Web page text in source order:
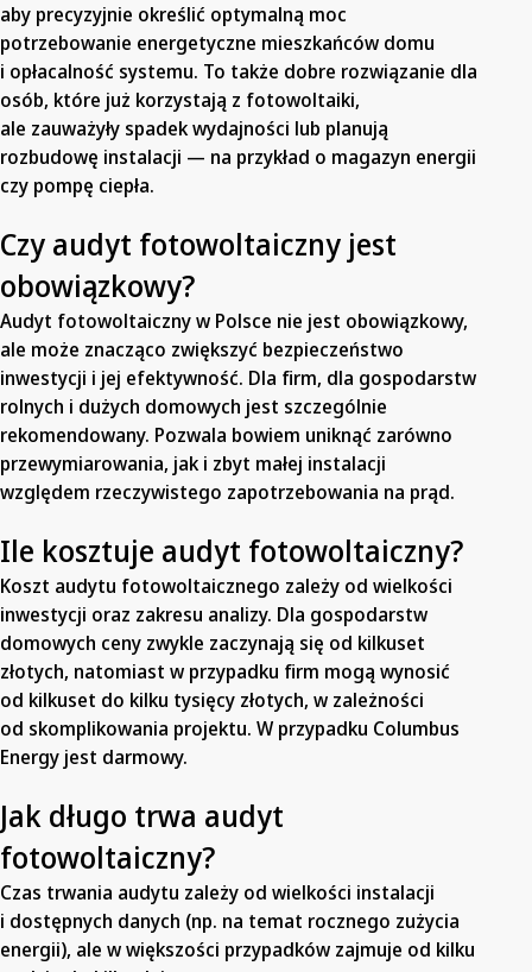
aby precyzyjnie określić optymalną moc
potrzebowanie energetyczne mieszkańców domu
i opłacalność systemu. To także dobre rozwiązanie dla
osób, które już korzystają z fotowoltaiki,
ale zauważyły spadek wydajności lub planują
rozbudowę instalacji — na przykład o magazyn energii
czy pompę ciepła.
Czy audyt fotowoltaiczny jest
obowiązkowy?
Audyt fotowoltaiczny w Polsce nie jest obowiązkowy,
ale może znacząco zwiększyć bezpieczeństwo
inwestycji i jej efektywność. Dla firm, dla gospodarstw
rolnych i dużych domowych jest szczególnie
rekomendowany. Pozwala bowiem uniknąć zarówno
przewymiarowania, jak i zbyt małej instalacji
względem rzeczywistego zapotrzebowania na prąd.
Ile kosztuje audyt fotowoltaiczny?
Koszt audytu fotowoltaicznego zależy od wielkości
inwestycji oraz zakresu analizy. Dla gospodarstw
domowych ceny zwykle zaczynają się od kilkuset
złotych, natomiast w przypadku firm mogą wynosić
od kilkuset do kilku tysięcy złotych, w zależności
od skomplikowania projektu. W przypadku Columbus
Energy jest darmowy.
Jak długo trwa audyt
fotowoltaiczny?
Czas trwania audytu zależy od wielkości instalacji
i dostępnych danych (np. na temat rocznego zużycia
energii), ale w większości przypadków zajmuje od kilku